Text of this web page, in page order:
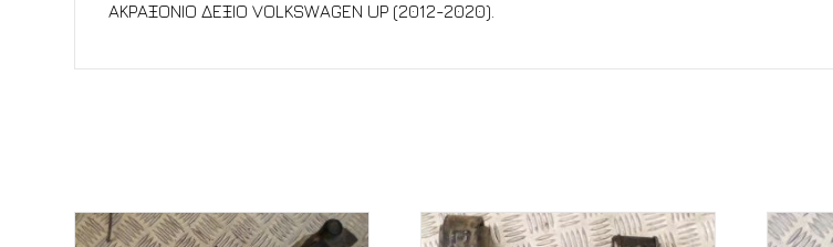
ΑΚΡΑΞΟΝΙΟ ΔΕΞΙΟ VOLKSWAGEN UP (2012-2020).